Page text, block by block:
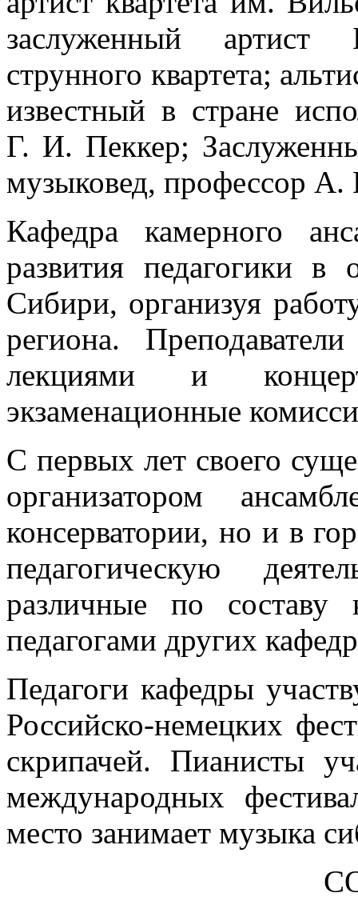
заслуженный артист
струнного квартета;
известный в стране
Г. И. Пеккер;
музыковед, профессор А.
Кафедра камерного
развития педагогики в
Сибири, организуя
региона.
лекциями и
экзаменационные
С первых лет своего
организатором
консерватории, но и в
педагогическую
различные по
педагогами других
Педагоги кафедры
Российско-немецких
скрипачей. Пианисты
международных
место занимает музыка